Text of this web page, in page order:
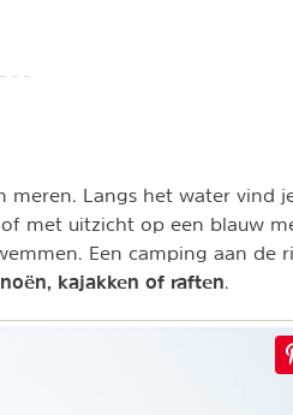
meren. Langs het water vind
met uitzicht op een blauw
Een camping aan de
kajakken of raften